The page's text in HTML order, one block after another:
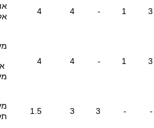
3
1
-
4
4
3
1
-
4
4
-
-
3
3
1.5